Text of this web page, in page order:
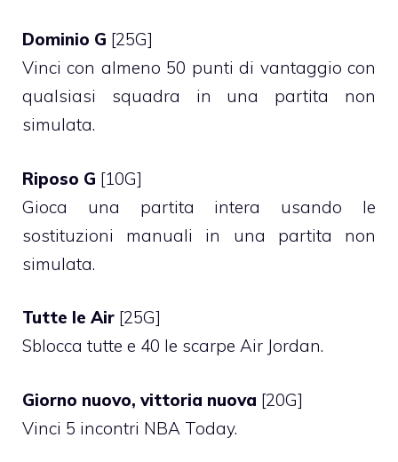
Dominio G [25G]
Vinci con almeno 50 punti di vantaggio con
qualsiasi squadra in una partita non
simulata.
Riposo G [10G]
Gioca una partita intera usando le
sostituzioni manuali in una partita non
simulata.
Tutte le Air [25G]
Sblocca tutte e 40 le scarpe Air Jordan.
Giorno nuovo, vittoria nuova [20G]
Vinci 5 incontri NBA Today.